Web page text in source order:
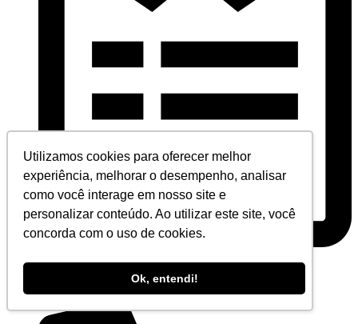
Utilizamos cookies para oferecer melhor
experiência, melhorar o desempenho, analisar
como você interage em nosso site e
personalizar conteúdo. Ao utilizar este site, você
concorda com o uso de cookies.
Ok, entendi!